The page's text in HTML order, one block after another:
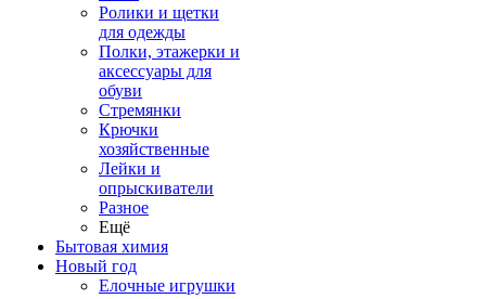
Ролики и щетки
для одежды
Полки, этажерки и
аксессуары для
обуви
Стремянки
Крючки
хозяйственные
Лейки и
опрыскиватели
Разное
Ещё
Бытовая химия
Новый год
Елочные игрушки